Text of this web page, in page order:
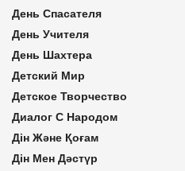
День Спасателя
День Учителя
День Шахтера
Детский Мир
Детское Творчество
Диалог С Народом
Дін Және Қоғам
Дін Мен Дәстүр